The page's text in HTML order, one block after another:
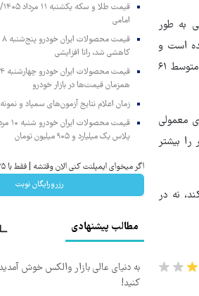
به طور
افزوده شده است و
متوسط کشته‌های دفن شده در این روزها به حداقل ۲۱۱ نفر رسیده است. بنابراین اگر حداقل کشته‌ها را به طور متوسط ۶۱
معمولی
حمل زخمی‌ها صورت می‌گیرد، زاکا مختص کشته هاست و این میزاد تردد آمار ۱۲۸۱ نفر را بیشتر
نه در
امامی
کاهشی شد، رانا افزایشی
همزمان قیمت‌ها در بازار خودرو
زمان اعلام نتایج آزمون‌های سمپاد و
پلاس یک میلیارد و ۹۰۵ میلیون تومان
اگر میخوای ایمپلنت کنی الان وقتشه | فقط با ۲۵ میلیون تومان!!!
رزرورایگان نوبت
مطالب پیشنهادی
به دنیای عالی بازار والکس خوش
کنید!